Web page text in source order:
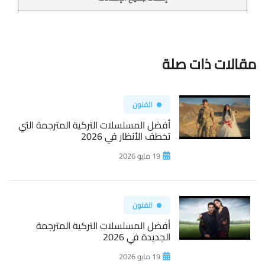
مقالات ذات صلة
الفنون
أفضل المسلسلات التركية المترجمة التي
تخطف الأنظار في 2026
19 مايو 2026
الفنون
أفضل المسلسلات التركية المترجمة
الجديدة في 2026
19 مايو 2026